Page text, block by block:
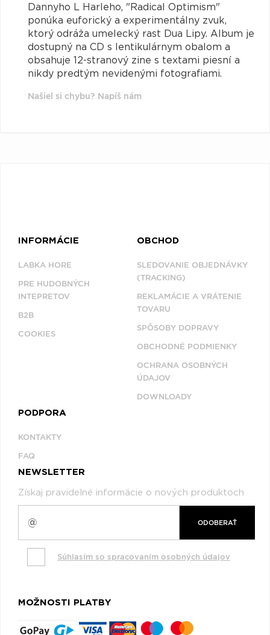
Dannyho L Harleho, "Radical Optimism"
ponúka euforický a experimentálny zvuk,
ktorý odráža umelecký rast Dua Lipy. Album je
dostupný na CD s lentikulárnym obalom a
obsahuje 12-stranový zine s textami piesní a
nikdy predtým nevidenými fotografiami.
Našiel si chybu? Napíš nám
INFORMÁCIE
LABKA HORE
PRE HUDOBNÝCH
INTEPRETOV
B2B
COOKIES
OBCHOD
SLEDOVANIE OBJEDNÁVKY
(TRACKING)
REKLAMÁCIE A VRÁTENIE
TOVARU
SPÔSOBY DOPRAVY
OBCHODNÉ PODMIENKY
OCHRANA OSOBNÝCH
ÚDAJOV
DOWNLOADY
PODPORA
KONTAKTY
FAQ
NEWSLETTER
Získaj pravidelné informácie o nových produktoch
ODOBERAŤ
Súhlasím so spracovaním osobných údajov
MOŽNOSTI PLATBY